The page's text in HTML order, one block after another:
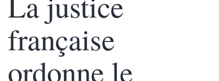
française
ordonne le